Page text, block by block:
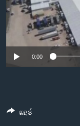
ເອເຊຍ
ອິດສະຫຼະພາບດ້ານກາ
ຊີວິດຊາວລາວ
ຊຸມຊົນຊາວລາວ
No
0:00
ແຊຣ໌